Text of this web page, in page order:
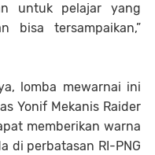
untuk pelajar yang
bisa tersampaikan,”
lomba mewarnai ini
Yonif Mekanis Raider
memberikan warna
di perbatasan RI-PNG